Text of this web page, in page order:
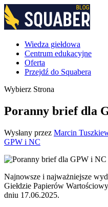
Wiedza giełdowa
Centrum edukacyjne
Oferta
Przejdź do Squabera
Wybierz Strona
Poranny brief dla
Wysłany przez Marcin
GPW i NC
Najnowsze i najważniejsze
Giełdzie Papierów
dniu 17.06.2025.